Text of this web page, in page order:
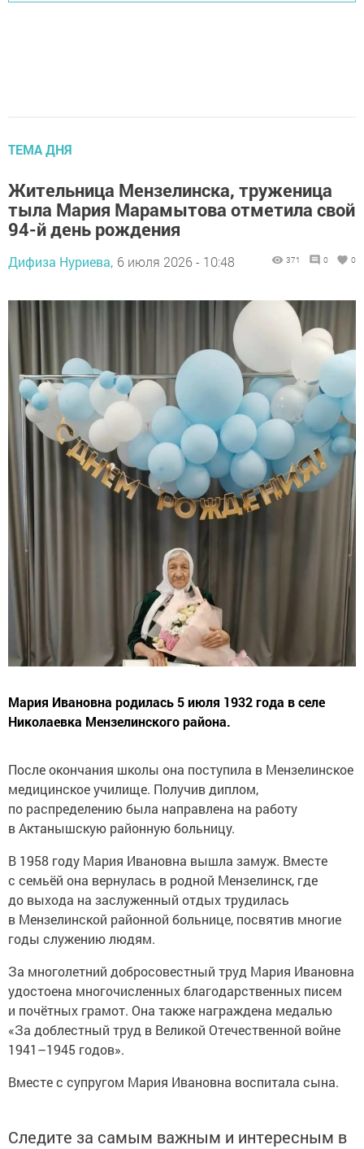
ТЕМА ДНЯ
Жительница Мензелинска, труженица
тыла Мария Марамытова отметила свой
94-й день рождения
Дифиза Нуриева, 6 июля 2026 - 10:48 371 0 0
Мария Ивановна родилась 5 июля 1932 года в селе
Николаевка Мензелинского района.
После окончания школы она поступила в Мензелинское
медицинское училище. Получив диплом,
по распределению была направлена на работу
в Актанышскую районную больницу.
В 1958 году Мария Ивановна вышла замуж. Вместе
с семьёй она вернулась в родной Мензелинск, где
до выхода на заслуженный отдых трудилась
в Мензелинской районной больнице, посвятив многие
годы служению людям.
За многолетний добросовестный труд Мария Ивановна
удостоена многочисленных благодарственных писем
и почётных грамот. Она также награждена медалью
«За доблестный труд в Великой Отечественной войне
1941–1945 годов».
Вместе с супругом Мария Ивановна воспитала сына.
Следите за самым важным и интересным в